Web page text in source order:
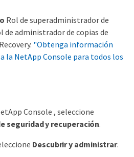
Rol de superadministrador de
de administrador de copias de
"Obtenga información
la NetApp Console para todos los
Console , seleccione
seguridad y recuperación.
Descubrir y administrar.